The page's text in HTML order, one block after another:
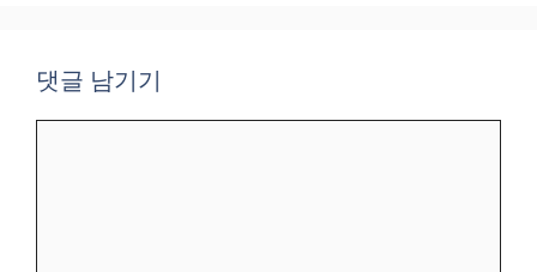
댓글 남기기